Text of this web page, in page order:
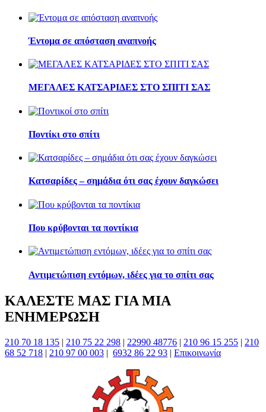
Έντομα σε απόσταση αναπνοής
ΜΕΓΑΛΕΣ ΚΑΤΣΑΡΙΔΕΣ ΣΤΟ ΣΠΙΤΙ ΣΑΣ
Ποντίκι στο σπίτι
Κατσαρίδες – σημάδια ότι σας έχουν δαγκώσει
Που κρύβονται τα ποντίκια
Αντιμετώπιση εντόμων, ιδέες για το σπίτι σας
ΚΑΛΕΣΤΕ ΜΑΣ ΓΙΑ ΜΙΑ
ΕΝΗΜΕΡΩΣΗ
210 70 18 135 | 210 75 22 298 | 22990 48776 | 210 96 15 255 | 210
68 52 718 | 210 97 00 003 | 6932 86 22 93 | Επικοινωνία